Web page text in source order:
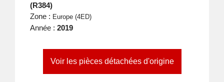
(R384)
Zone : Europe (4ED)
Année : 2019
Voir les pièces détachées d'origine